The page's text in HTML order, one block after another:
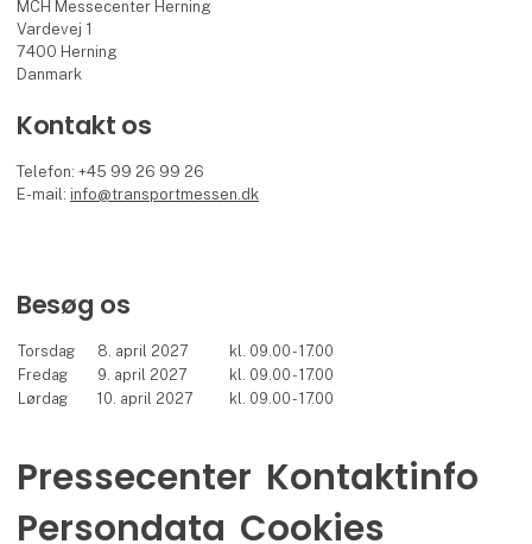
MCH Messecenter Herning
Vardevej 1
7400 Herning
Danmark
Kontakt os
Telefon: +45 99 26 99 26
E-mail: info@transportmessen.dk
Besøg os
Torsdag 8. april 2027
kl. 09.00 - 17.00
Fredag
9. april 2027
kl. 09.00 - 17.00
Lørdag
10. april 2027 kl. 09.00 - 17.00
Pressecenter Kontaktinfo
Persondata Cookies